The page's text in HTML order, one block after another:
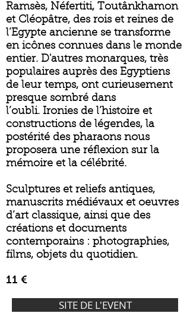
Ramsès, Néfertiti, Toutânkhamon
et Cléopâtre, des rois et reines de
l’Egypte ancienne se transforme
en icônes connues dans le monde
entier. D'autres monarques, très
populaires auprès des Egyptiens
de leur temps, ont curieusement
presque sombré dans
l’oubli. Ironies de l’histoire et
constructions de légendes, la
postérité des pharaons nous
proposera une réflexion sur la
mémoire et la célébrité.
Sculptures et reliefs antiques,
manuscrits médiévaux et oeuvres
d’art classique, ainsi que des
créations et documents
contemporains : photographies,
films, objets du quotidien.
11 €
SITE DE L'EVENT